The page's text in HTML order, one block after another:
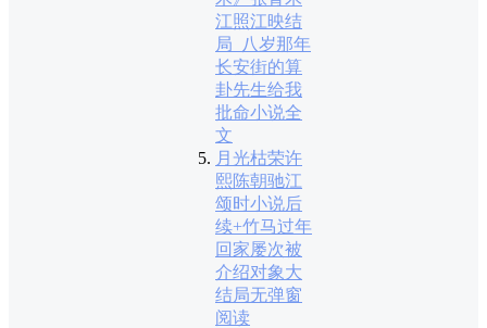
江照江映结
局_八岁那年
长安街的算
卦先生给我
批命小说全
文
月光枯荣许
熙陈朝驰江
颂时小说后
续+竹马过年
回家屡次被
介绍对象大
结局无弹窗
阅读